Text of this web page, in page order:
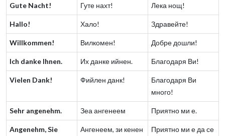
Gute Nacht! Гуте нахт! Лека нощ!
Hallo! Хало! Здравейте!
Willkommen! Вилкомен! Добре дошли!
Ich danke Ihnen. Их данке ийнен. Благодаря Ви!
Vielen Dank! Фийлен данк!
Благодаря Ви
много!
Sehr angenehm. Зеа ангенеем Приятно ми е.
Angenehm, Sie
Ангенеем, зи кенен
Приятно ми е да се